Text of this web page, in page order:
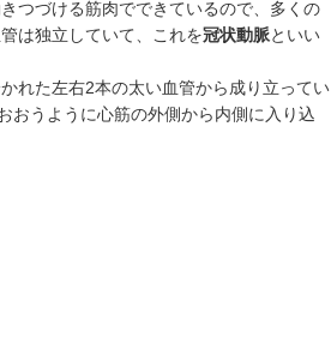
つづける筋肉でできているので、多くの
は独立していて、これを冠状動脈といい
れた左右2本の太い血管から成り立ってい
おうように心筋の外側から内側に入り込